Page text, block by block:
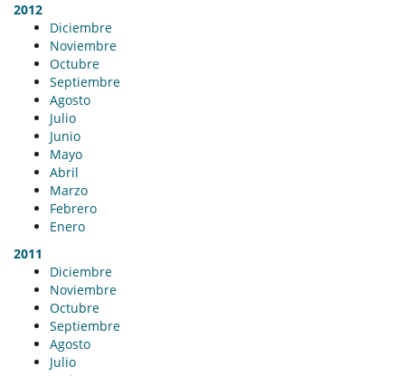
2012
Diciembre
Noviembre
Octubre
Septiembre
Agosto
Julio
Junio
Mayo
Abril
Marzo
Febrero
Enero
2011
Diciembre
Noviembre
Octubre
Septiembre
Agosto
Julio